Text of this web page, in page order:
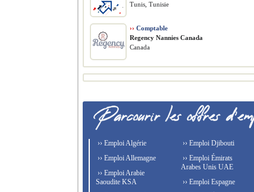
Tunis, Tunisie
›› Comptable
Regency Nannies Canada
Canada
›› Emploi Algérie
›› Emploi Allemagne
›› Emploi Arabie
Saoudite KSA
›› Emploi Djibouti
›› Emploi Émirats
Arabes Unis UAE
›› Emploi Espagne